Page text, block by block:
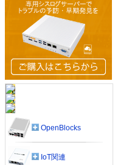
OpenBlocks
IoT関連